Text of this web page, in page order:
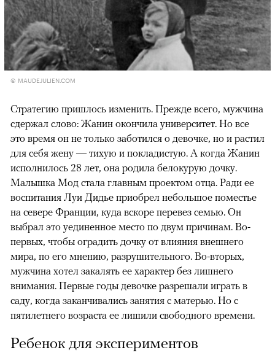
© MAUDEJULIEN.COM
Стратегию пришлось изменить. Прежде всего, мужчина
сдержал слово: Жанин окончила университет. Но все
это время он не только заботился о девочке, но и растил
для себя жену — тихую и покладистую. А когда Жанин
исполнилось 28 лет, она родила белокурую дочку.
Малышка Мод стала главным проектом отца. Ради ее
воспитания Луи Дидье приобрел небольшое поместье
на севере Франции, куда вскоре перевез семью. Он
выбрал это уединенное место по двум причинам. Во-
первых, чтобы оградить дочку от влияния внешнего
мира, по его мнению, разрушительного. Во-вторых,
мужчина хотел закалять ее характер без лишнего
внимания. Первые годы девочке разрешали играть в
саду, когда заканчивались занятия с матерью. Но с
пятилетнего возраста ее лишили свободного времени.
Ребенок для экспериментов